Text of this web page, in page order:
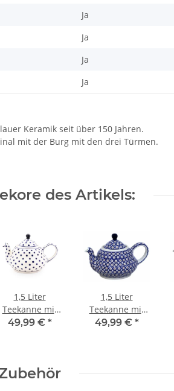
Ja
Ja
Ja
Ja
Keramik seit über 150 Jahren.
mit der Burg mit den drei Türmen.
des Artikels:
1,5 Liter
Teekanne mit
bauchiger
49,99 € *
1,5 Liter
Teekanne mit
bauchiger
49,99 € *